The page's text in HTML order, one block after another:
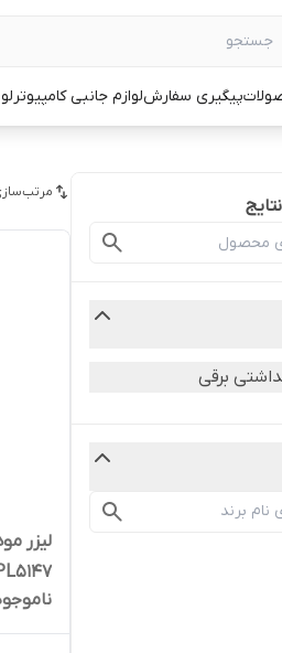
پیگیری سفارشلوازم جانبی کامپیوتر
برقی
لیزر